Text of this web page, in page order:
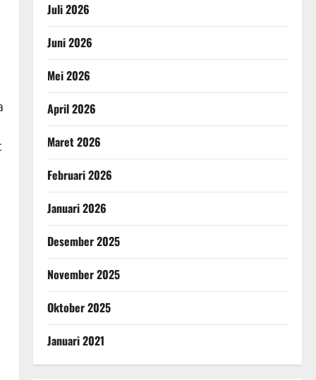
Juli 2026
Juni 2026
Mei 2026
April 2026
Maret 2026
Februari 2026
Januari 2026
Desember 2025
November 2025
Oktober 2025
Januari 2021